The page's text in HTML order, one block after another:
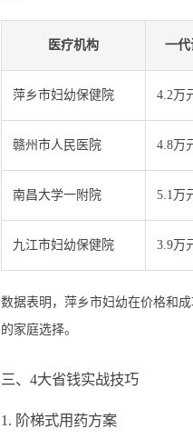
医疗机构 一代
萍乡市妇幼保健院 4.2万
赣州市人民医院 4.8万
南昌大学一附院 5.1万
九江市妇幼保健院 3.9万
数据表明，萍乡市妇幼在价格和
的家庭选择。
三、4大省钱实战技巧
1. 阶梯式用药方案